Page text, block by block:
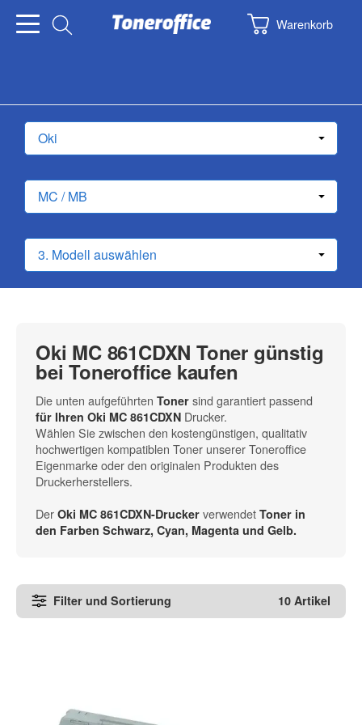
Warenkorb
Oki MC 861CDXN Toner günstig
bei Toneroffice kaufen
Die unten aufgeführten Toner sind garantiert passend
für Ihren Oki MC 861CDXN Drucker.
Wählen Sie zwischen den kostengünstigen, qualitativ
hochwertigen kompatiblen Toner unserer Toneroffice
Eigenmarke oder den originalen Produkten des
Druckerherstellers.
Der Oki MC 861CDXN-Drucker verwendet Toner in
den Farben Schwarz, Cyan, Magenta und Gelb.
Filter und Sortierung 10 Artikel